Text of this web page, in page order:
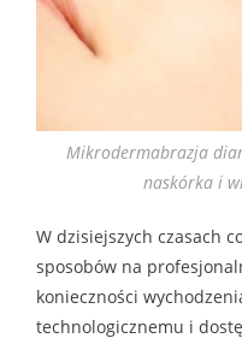
Mikrodermabrazja
naskórka i
W dzisiejszych czasach
sposobów na
konieczności
technologicznemu i